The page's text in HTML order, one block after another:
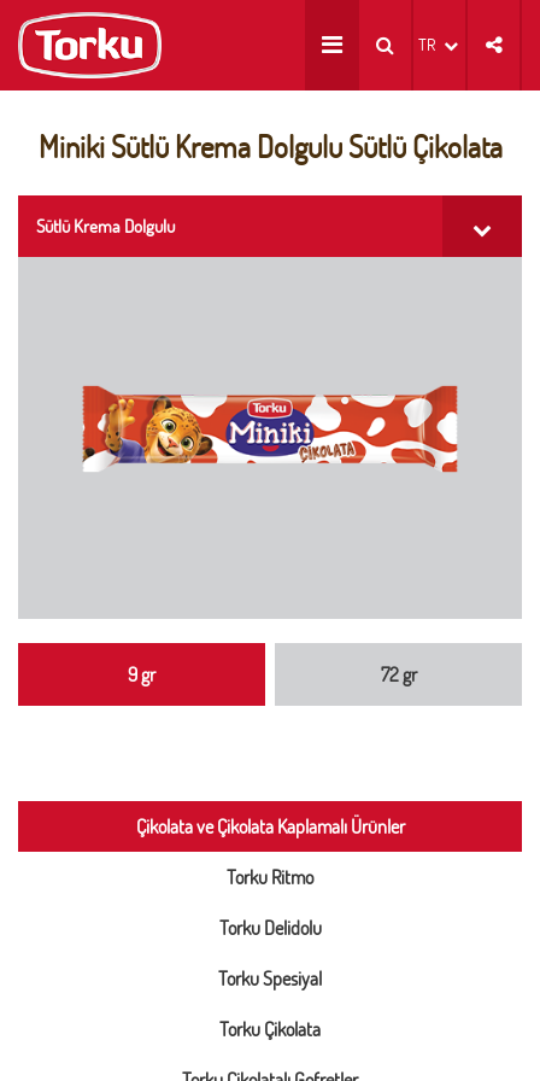
TR
Miniki Sütlü Krema Dolgulu Sütlü Çikolata
Sütlü Krema Dolgulu
9 gr 72 gr
Çikolata ve Çikolata Kaplamalı Ürünler
Torku Ritmo
Torku Delidolu
Torku Spesiyal
Torku Çikolata